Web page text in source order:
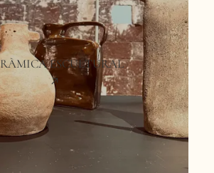
ESCULTURAL